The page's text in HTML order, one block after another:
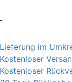
Lieferung im
Kostenloser
Kostenloser